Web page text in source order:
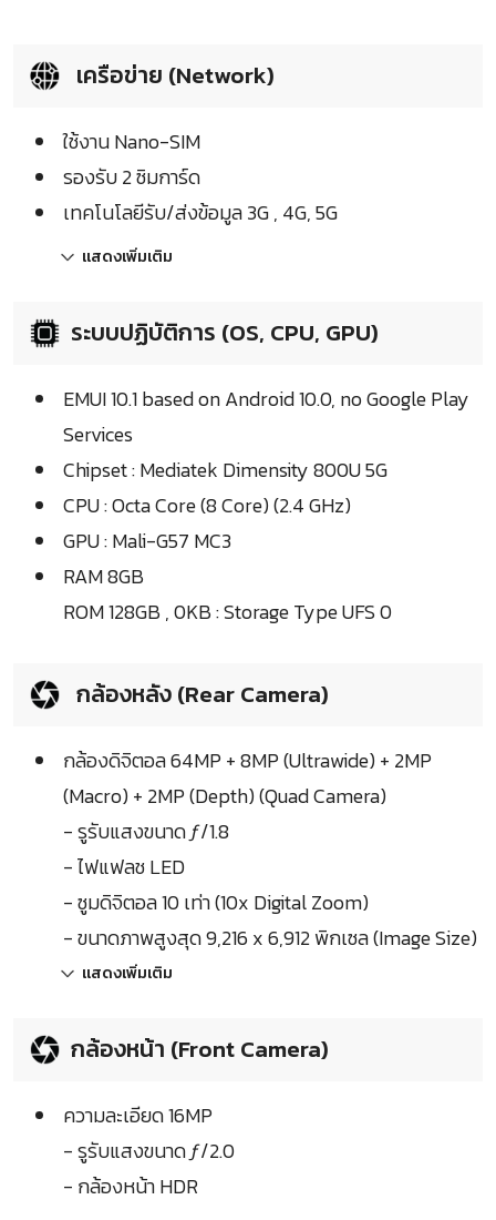
เครือข่าย (Network)
ใช้งาน Nano-SIM
รองรับ 2 ซิมการ์ด
เทคโนโลยีรับ/ส่งข้อมูล 3G , 4G, 5G
แสดงเพิ่มเติม
ระบบปฏิบัติการ (OS, CPU, GPU)
EMUI 10.1 based on Android 10.0, no Google Play
Services
Chipset : Mediatek Dimensity 800U 5G
CPU : Octa Core (8 Core) (2.4 GHz)
GPU : Mali-G57 MC3
RAM 8GB
ROM 128GB , 0KB : Storage Type UFS 0
กล้องหลัง (Rear Camera)
กล้องดิจิตอล 64MP + 8MP (Ultrawide) + 2MP
(Macro) + 2MP (Depth) (Quad Camera)
- รูรับแสงขนาด ƒ/1.8
- ไฟแฟลช LED
- ซูมดิจิตอล 10 เท่า (10x Digital Zoom)
- ขนาดภาพสูงสุด 9,216 x 6,912 พิกเซล (Image Size)
แสดงเพิ่มเติม
กล้องหน้า (Front Camera)
ความละเอียด 16MP
- รูรับแสงขนาด ƒ/2.0
- กล้องหน้า HDR